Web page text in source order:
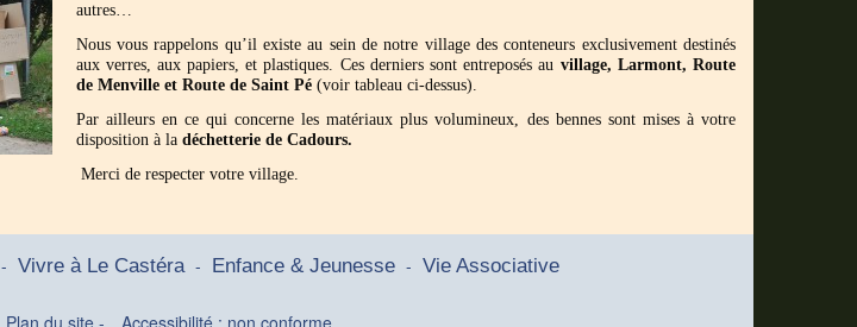
autres…
Nous vous rappelons qu’il existe au sein de notre village des conteneurs exclusivement destinés
aux verres, aux papiers, et plastiques. Ces derniers sont entreposés au village, Larmont, Route
de Menville et Route de Saint Pé(voir tableau ci-dessus).
Par ailleurs en ce qui concerne les matériaux plus volumineux, des bennes sont mises à votre
disposition à la déchetterie de Cadours.
Merci de respecter votre village.
- Vivre à Le Castéra - Enfance & Jeunesse - Vie Associative
Plan du site- Accessibilité : non conforme